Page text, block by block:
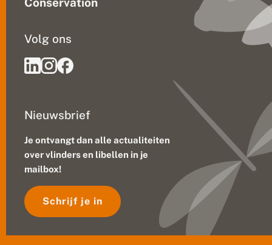
Nieuwsbrief
Je ontvangt dan alle actualiteiten
over vlinders en libellen in je
mailbox!
Schrijf je in
Volg ons